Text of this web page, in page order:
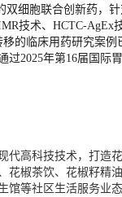
细胞联合创新药，
技术、HCTC-AgEx
的临床用药研究案例
过2025年第16届国
高科技技术，打造
花椒茶饮、花椒籽精
馆等社区生活服务业